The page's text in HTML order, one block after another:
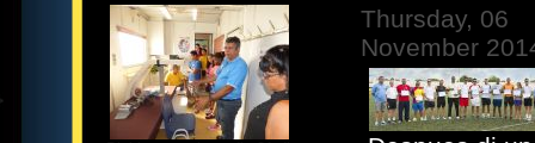
Thursday, 06
November